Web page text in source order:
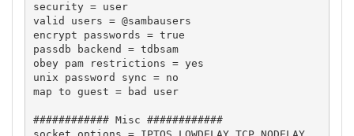
security = user
valid users = @sambausers
encrypt passwords = true
passdb backend = tdbsam
obey pam restrictions = yes
unix password sync = no
map to guest = bad user
############ Misc ############